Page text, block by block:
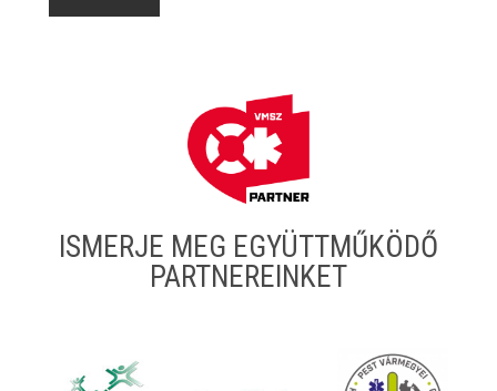
ISMERJE MEG EGYÜTTMŰKÖDŐ
PARTNEREINKET